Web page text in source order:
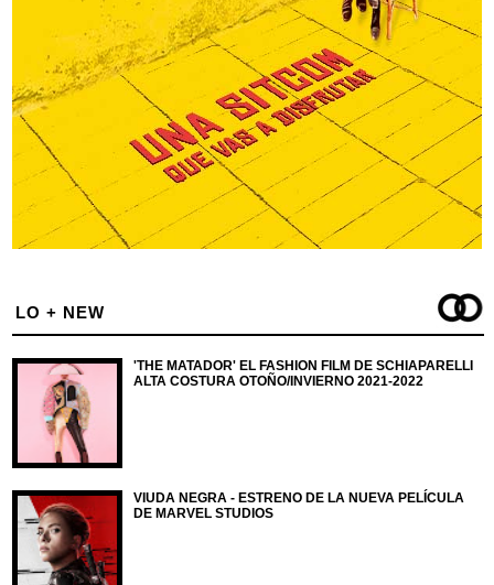
LO + NEW
'THE MATADOR' EL FASHION FILM DE SCHIAPARELLI
ALTA COSTURA OTOÑO/INVIERNO 2021-2022
VIUDA NEGRA - ESTRENO DE LA NUEVA PELÍCULA
DE MARVEL STUDIOS